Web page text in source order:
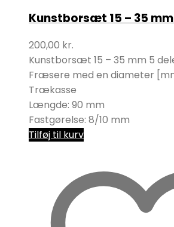
Kunstborsæt 15 – 35
200,00 kr.
Kunstborsæt 15 – 35 mm 5
Fræsere med en diameter
Trækasse
Længde: 90 mm
Fastgørelse: 8/10 mm
Tilføj til kurv